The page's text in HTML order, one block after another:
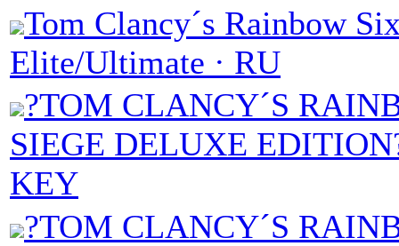
Tom Clancy´s Rainbow
Elite/Ultimate · RU
?TOM CLANCY´S
SIEGE DELUXE
KEY
?TOM CLANCY´S